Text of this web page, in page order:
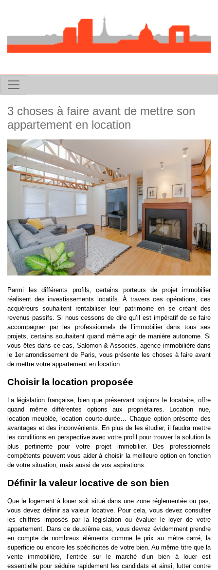
3 choses à faire avant de mettre son
appartement en location
Parmi les différents profils, certains porteurs de projet immobilier
réalisent des investissements locatifs. À travers ces opérations, ces
acquéreurs souhaitent rentabiliser leur patrimoine en se créant des
revenus passifs. Si nous cessons de dire qu’il est impératif de se faire
accompagner par les professionnels de l’immobilier dans tous ses
projets, certains souhaitent quand même agir de manière autonome. Si
vous êtes dans ce cas, Salomon & Associés, agence immobilière dans
le 1er arrondissement de Paris , vous présente les choses à faire avant
de mettre votre appartement en location.
Choisir la location proposée
La législation française, bien que préservant toujours le locataire, offre
quand même différentes options aux propriétaires. Location nue,
location meublée, location courte-durée… Chaque option présente des
avantages et des inconvénients. En plus de les étudier, il faudra mettre
les conditions en perspective avec votre profil pour trouver la solution la
plus pertinente pour votre projet immobilier. Des professionnels
compétents peuvent vous aider à choisir la meilleure option en fonction
de votre situation, mais aussi de vos aspirations.
Définir la valeur locative de son bien
Que le logement à louer soit situé dans une zone réglementée ou pas,
vous devez définir sa valeur locative. Pour cela, vous devez consulter
les chiffres imposés par la législation ou évaluer le loyer de votre
appartement. Dans ce deuxième cas, vous devrez évidemment prendre
en compte de nombreux éléments comme le prix au mètre carré, la
superficie ou encore les spécificités de votre bien. Au même titre que la
vente immobilière, l’entrée sur le marché d’un bien à louer est
essentielle pour séduire rapidement les candidats et ainsi, lutter contre